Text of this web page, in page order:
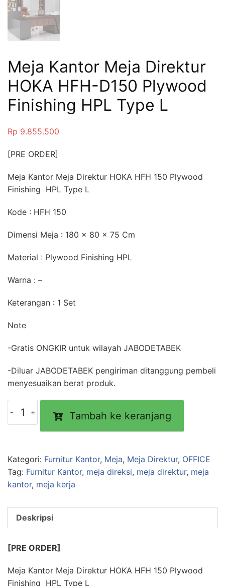
Meja Kantor Meja Direktur
HOKA HFH-D150 Plywood
Finishing HPL Type L
Rp 9.855.500
[PRE ORDER]
Meja Kantor Meja Direktur HOKA HFH 150 Plywood
Finishing HPL Type L
Kode : HFH 150
Dimensi Meja : 180 x 80 x 75 Cm
Material : Plywood Finishing HPL
Warna : –
Keterangan : 1 Set
Note
-Gratis ONGKIR untuk wilayah JABODETABEK
-Diluar JABODETABEK pengiriman ditanggung pembeli
menyesuaikan berat produk.
Meja
Direktur
HOKA
HFH-
Plywood
Finishing
HPL
Type
Tambah ke keranjang
Kategori: Furnitur Kantor, Meja, Meja Direktur, OFFICE
Tag: Furnitur Kantor, meja direksi, meja direktur, meja
kantor, meja kerja
Deskripsi
[PRE ORDER]
Meja Kantor Meja Direktur HOKA HFH 150 Plywood
Finishing HPL Type L